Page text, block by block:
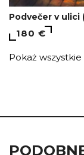
Podvečer v ulici
180 €
Pokaż wszystkie